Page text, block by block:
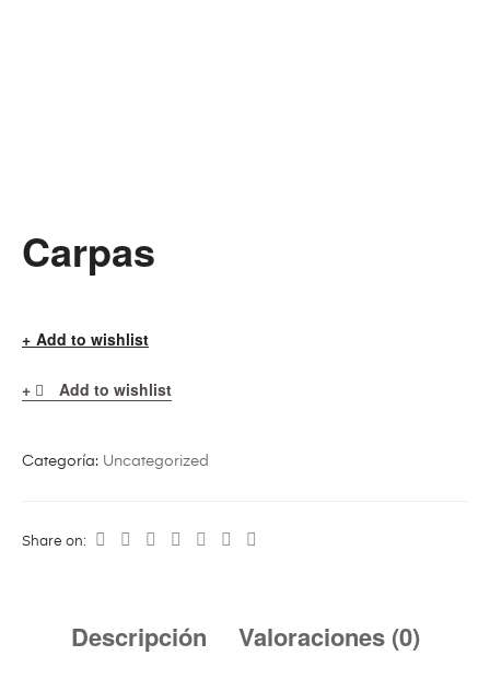
Carpas
Add to wishlist
Add to wishlist
Categoría: Uncategorized
Share on:
Descripción Valoraciones (0)